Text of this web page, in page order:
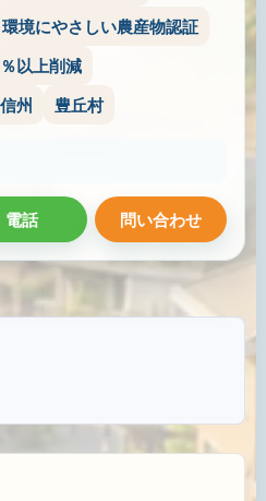
電話 問い合わせ
環境にやさしい農産物認証
以上削減
州 豊丘村